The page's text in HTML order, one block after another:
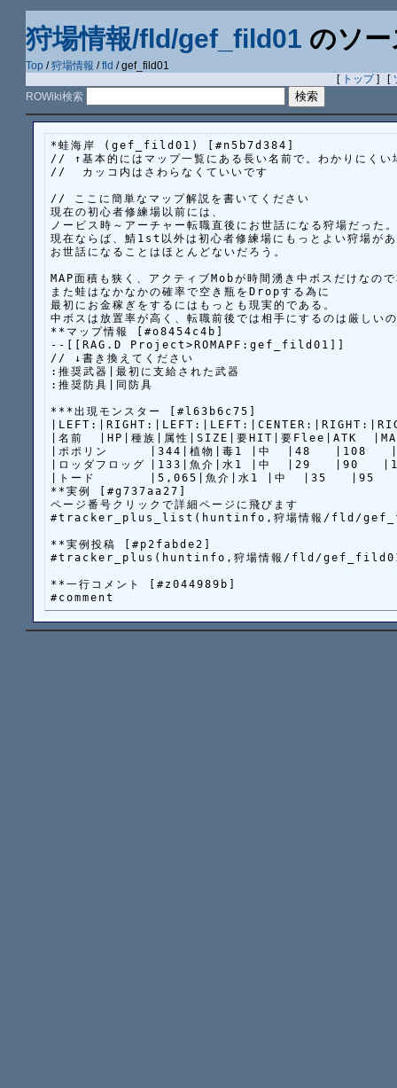
狩場情報/fld/gef_fild01 のソ
Top /狩場情報 /fld / gef_fild01
[ トップ] [
ROWiki検索
*蛙海岸 (gef_fild01) [#n5b7d384]
// ↑基本的にはマップ一覧にある長い名前で。わかりにくい
//  カッコ内はさわらなくていいです
// ここに簡単なマップ解説を書いてください
現在の初心者修練場以前には、
ノービス時～アーチャー転職直後にお世話になる狩場だった。
現在ならば、鯖1st以外は初心者修練場にもっとよい狩場が
お世話になることはほとんどないだろう。
MAP面積も狭く、アクティブMobが時間湧き中ボスだけなの
また蛙はなかなかの確率で空き瓶をDropする為に
最初にお金稼ぎをするにはもっとも現実的である。
中ボスは放置率が高く、転職前後では相手にするのは厳しい
**マップ情報 [#o8454c4b]
--[[RAG.D Project>ROMAPF:gef_fild01]]
// ↓書き換えてください
:推奨武器|最初に支給された武器
:推奨防具|同防具
***出現モンスター [#l63b6c75]
|名前  |HP|種族|属性|SIZE|要HIT|要Flee|ATK
|ポポリン	|344|植物|毒1 |中  |48   |108   |59～72|0～0|0+14|10+7|81|44|  |
|ロッダフロッグ	|133|魚介|水1 |中  |29   |90   |11～14|5～6|0+5|5+8|6|5|  |
|トード		|5,065|魚介|水1 |中  |35   |95   |26～32|12～14|0+10|0+15|100|50|  |
**実例 [#g737aa27]
ページ番号クリックで詳細ページに飛びます
#tracker_plus_list(huntinfo,狩場情報/fld/
**実例投稿 [#p2fabde2]
#tracker_plus(huntinfo,狩場情報/fld/
**一行コメント [#z044989b]